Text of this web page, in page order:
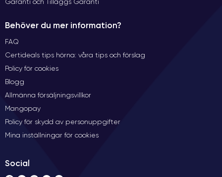
Behöver du mer information?
FAQ
Certideals tips hörna: våra tips och förslag
Policy för cookies
Blogg
Allmänna försäljningsvillkor
Mangopay
Policy för skydd av personuppgifter
Mina inställningar för cookies
Social